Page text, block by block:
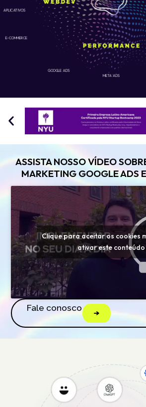
GOOGLE ADS
APLICATIVOS
E-COMMERCE
META ADS
ASSISTA NOSSO VÍDEO
MARKETING GOOGLE ADS
Clique para aceitar os cookies
ativar este conteúdo
Fale conosco